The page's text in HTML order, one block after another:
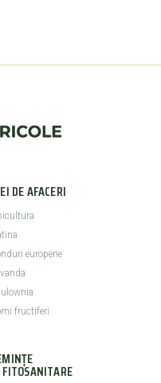
DE AFACERI
europene
fructiferi